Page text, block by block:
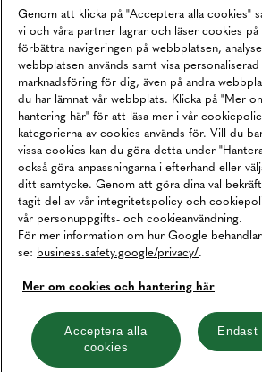
Köpvillkor
Karriär
Vårt Ansvar
Våra Tjänster
Press
Studentrabatt
B2B
Tillgänglighetsredogörelse
Betalningar online sköts i
Cookies Integritetspolicy
Hantera cookies
Genom att klicka på "Acceptera alla cookies"
vi och våra partner lagrar och läser cookies
förbättra navigeringen på webbplatsen,
webbplatsen används samt visa
marknadsföring för dig, även på andra
du har lämnat vår webbplats. Klicka på "Mer
hantering här" för att läsa mer i vår
kategorierna av cookies används för. Vill du
vissa cookies kan du göra detta under
också göra anpassningarna i efterhand eller
ditt samtycke. Genom att göra dina val
tagit del av vår integritetspolicy och
vår personuppgifts- och cookieanvändning.
För mer information om hur Google
se: business.safety.google/privacy/.
Mer om cookies och hantering här
Acceptera alla
cookies
Endast